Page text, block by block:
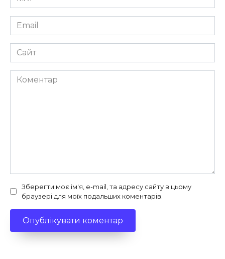
*
Email
*
Сайт
Коментар
Зберегти моє ім'я, e-mail, та адресу сайту в цьому
браузері для моїх подальших коментарів.